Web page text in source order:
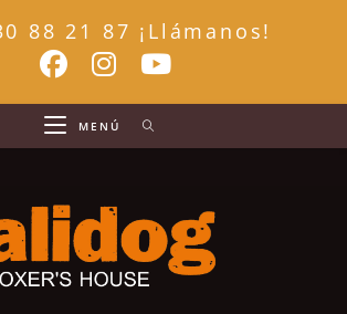
88 21 87 ¡Llámanos!
MENÚ